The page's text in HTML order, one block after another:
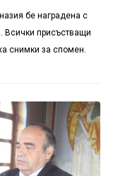
бе наградена с
Всички присъстващи
снимки за спомен.